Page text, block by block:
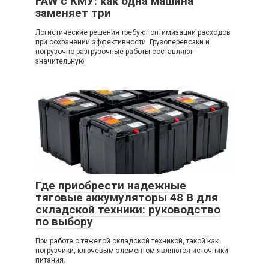
заменяет три
Логистические решения требуют оптимизации расходов
при сохранении эффективности. Грузоперевозки и
погрузочно-разгрузочные работы составляют
значительную
Где приобрести надежные
тяговые аккумуляторы 48 В для
складской техники: руководство
по выбору
При работе с тяжелой складской техникой, такой как
погрузчики, ключевым элементом являются источники
питания.